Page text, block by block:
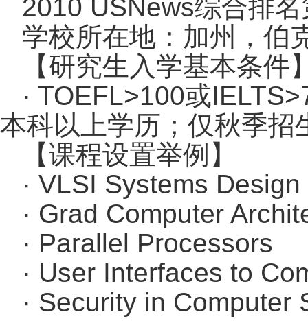
2010 USNews综合排
学校所在地：加州，伯
【研究生入学基本条件
· TOEFL>100或
本科以上学历；仅秋季招
【课程设置举例】
· VLSI Systems Design
· Grad Computer
· Parallel Processors
· User Interfaces to
· Security in Computer